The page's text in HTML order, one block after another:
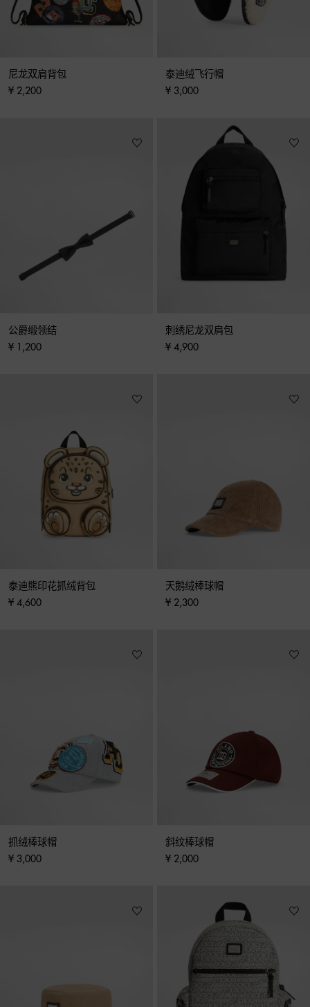
尼龙双肩背包
¥ 2,200
泰迪绒飞行帽
¥ 3,000
公爵缎领结
¥ 1,200
刺绣尼龙双肩包
¥ 4,900
泰迪熊印花抓绒背包
¥ 4,600
天鹅绒棒球帽
¥ 2,300
抓绒棒球帽
¥ 3,000
斜纹棒球帽
¥ 2,000